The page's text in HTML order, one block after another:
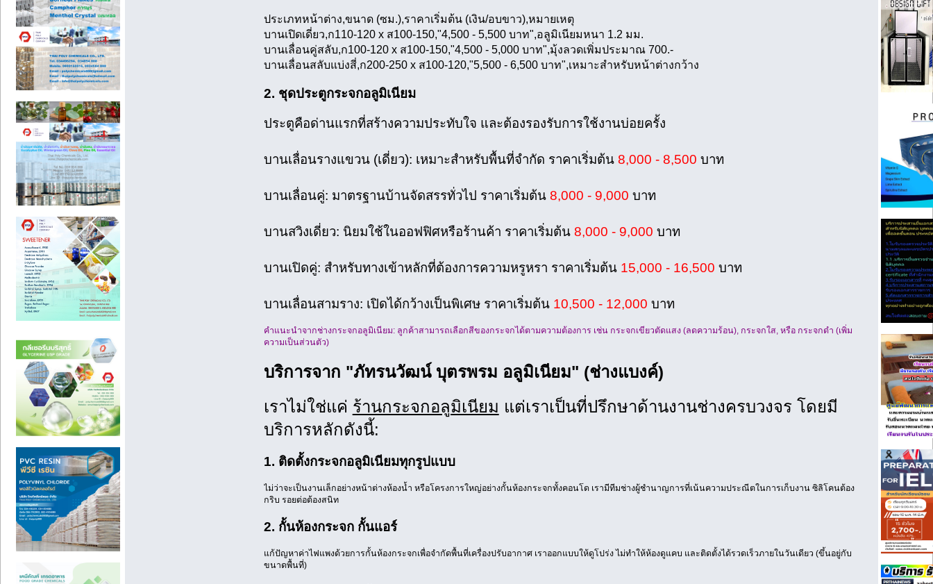
ประเภทหน้าต่าง,ขนาด (ซม.),ราคาเริ่มต้น (เงิน/อบขาว),หมายเหตุ
บานเปิดเดี่ยว,ก110-120 x ส100-150,"4,500 - 5,500 บาท",อลูมิเนียมหนา 1.2 มม.
บานเลื่อนคู่สลับ,ก100-120 x ส100-150,"4,500 - 5,000 บาท",มุ้งลวดเพิ่มประมาณ 700.-
บานเลื่อนสลับแบ่งสี่,ก200-250 x ส100-120,"5,500 - 6,500 บาท",เหมาะสำหรับหน้าต่างกว้าง
2. ชุดประตูกระจกอลูมิเนียม
ประตูคือด่านแรกที่สร้างความประทับใจ และต้องรองรับการใช้งานบ่อยครั้ง
บานเลื่อนรางแขวน (เดี่ยว): เหมาะสำหรับพื้นที่จำกัด ราคาเริ่มต้น 8,000 - 8,500 บาท
บานเลื่อนคู่: มาตรฐานบ้านจัดสรรทั่วไป ราคาเริ่มต้น 8,000 - 9,000 บาท
บานสวิงเดี่ยว: นิยมใช้ในออฟฟิศหรือร้านค้า ราคาเริ่มต้น8,000 - 9,000 บาท
บานเปิดคู่: สำหรับทางเข้าหลักที่ต้องการความหรูหรา ราคาเริ่มต้น 15,000 - 16,500 บาท
บานเลื่อนสามราง: เปิดได้กว้างเป็นพิเศษ ราคาเริ่มต้น 10,500 - 12,000 บาท
คำแนะนำจากช่างกระจกอลูมิเนียม: ลูกค้าสามารถเลือกสีของกระจกได้ตามความต้องการ เช่น กระจกเขียวตัดแสง (ลดความร้อน), กระจกใส, หรือ กระจกดำ (เพิ่ม
ความเป็นส่วนตัว)
บริการจาก "ภัทรนวัฒน์ บุตรพรม อลูมิเนียม" (ช่างแบงค์)
เราไม่ใช่แค่ ร้านกระจกอลูมิเนียม แต่เราเป็นที่ปรึกษาด้านงานช่างครบวงจร โดยมี
บริการหลักดังนี้:
1. ติดตั้งกระจกอลูมิเนียมทุกรูปแบบ
ไม่ว่าจะเป็นงานเล็กอย่างหน้าต่างห้องน้ำ หรือโครงการใหญ่อย่างกั้นห้องกระจกทั้งคอนโด เรามีทีมช่างผู้ชำนาญการที่เน้นความประณีตในการเก็บงาน ซิลิโคนต้อง
กริบ รอยต่อต้องสนิท
2. กั้นห้องกระจก กั้นแอร์
แก้ปัญหาค่าไฟแพงด้วยการกั้นห้องกระจกเพื่อจำกัดพื้นที่เครื่องปรับอากาศ เราออกแบบให้ดูโปร่ง ไม่ทำให้ห้องดูแคบ และติดตั้งได้รวดเร็วภายในวันเดียว (ขึ้นอยู่กับ
ขนาดพื้นที่)